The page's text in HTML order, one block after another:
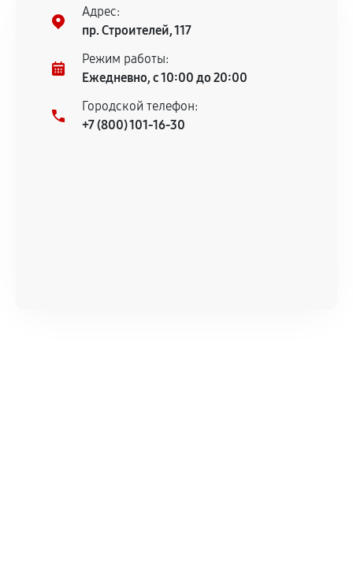
Адрес:
пр. Строителей, 117
Режим работы:
Ежедневно, с 10:00 до 20:00
Городской телефон:
+7 (800) 101-16-30